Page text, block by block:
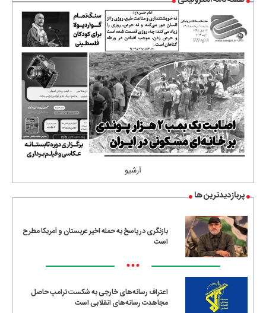
آرشیو
پربازدیدترین ها
بازنگری در پاسخ به حمله اخیر عربستان و آمریکا مطرح
است
•••
اعتراف رسانه‌های خارجی به شکست ترامپ حاصل
مجاهدت رسانه‌های انقلابی است